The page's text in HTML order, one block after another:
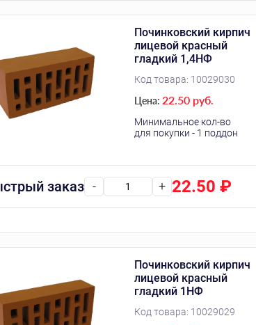
Починковский кирпич
лицевой красный
гладкий 1,4НФ
Код товара: 10029030
Цена: 22.50 руб.
Минимальное кол-во
для покупки - 1 поддон
заказ - + 22.50 ₽
Починковский кирпич
лицевой красный
гладкий 1НФ
Код товара: 10029029